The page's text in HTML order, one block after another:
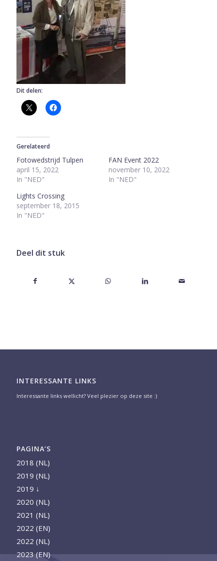
Dit delen:
Gerelateerd
Fotowedstrijd Tulpen
april 15, 2022
In "NED"
FAN Event 2022
november 10, 2022
In "NED"
Lights Crossing
september 18, 2015
In "NED"
Deel dit stuk
INTERESSANTE LINKS
Interessante links wellicht? Veel plezier op deze site :)
PAGINA’S
2018 (NL)
2019 (NL)
2019 ↓
2020 (NL)
2021 (NL)
2022 (EN)
2022 (NL)
2023 (EN)